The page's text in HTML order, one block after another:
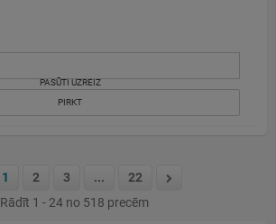
PASŪTI UZREIZ
PIRKT
1 2 3 ...
22
Rādīt 1 - 24 no 518 precēm